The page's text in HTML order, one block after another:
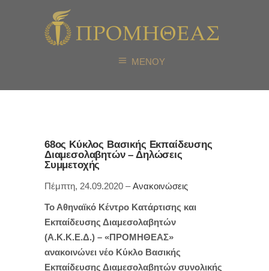
ΜΕΝΟΥ
68ος Κύκλος Βασικής Εκπαίδευσης
Διαμεσολαβητών – Δηλώσεις
Συμμετοχής
Πέμπτη, 24.09.2020 –Ανακοινώσεις
Το Αθηναϊκό Κέντρο Κατάρτισης και
Εκπαίδευσης Διαμεσολαβητών
(Α.Κ.Κ.Ε.Δ.) – «ΠΡΟΜΗΘΕΑΣ»
ανακοινώνει νέο Κύκλο Βασικής
Εκπαίδευσης Διαμεσολαβητών συνολικής